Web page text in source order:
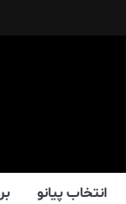
انتخاب پیانو